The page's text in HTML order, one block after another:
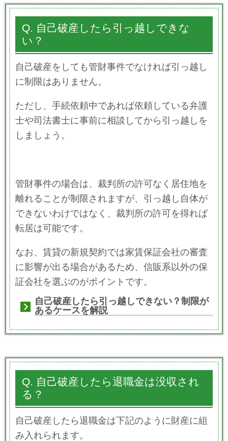
Q. 自己破産したら引っ越しできな
い？
自己破産をしても管財事件でなければ引っ越し
に制限はありません。
ただし、手続依頼中であれば依頼している弁護
士や司法書士に事前に相談してから引っ越しを
しましょう。
管財事件の場合は、裁判所の許可なく居住地を
離れることが制限されますが、引っ越し自体が
できないわけではなく、裁判所の許可を得れば
転居は可能です。
なお、賃貸の新規契約では家賃保証会社の審査
に影響が出る場合があるため、信販系以外の保
証会社を選ぶのがポイントです。
自己破産したら引っ越しできない？制限が
あるケースを解説
Q. 自己破産したら退職金は没収され
る？
自己破産したら退職金は下記のように財産に組
み入れられます。